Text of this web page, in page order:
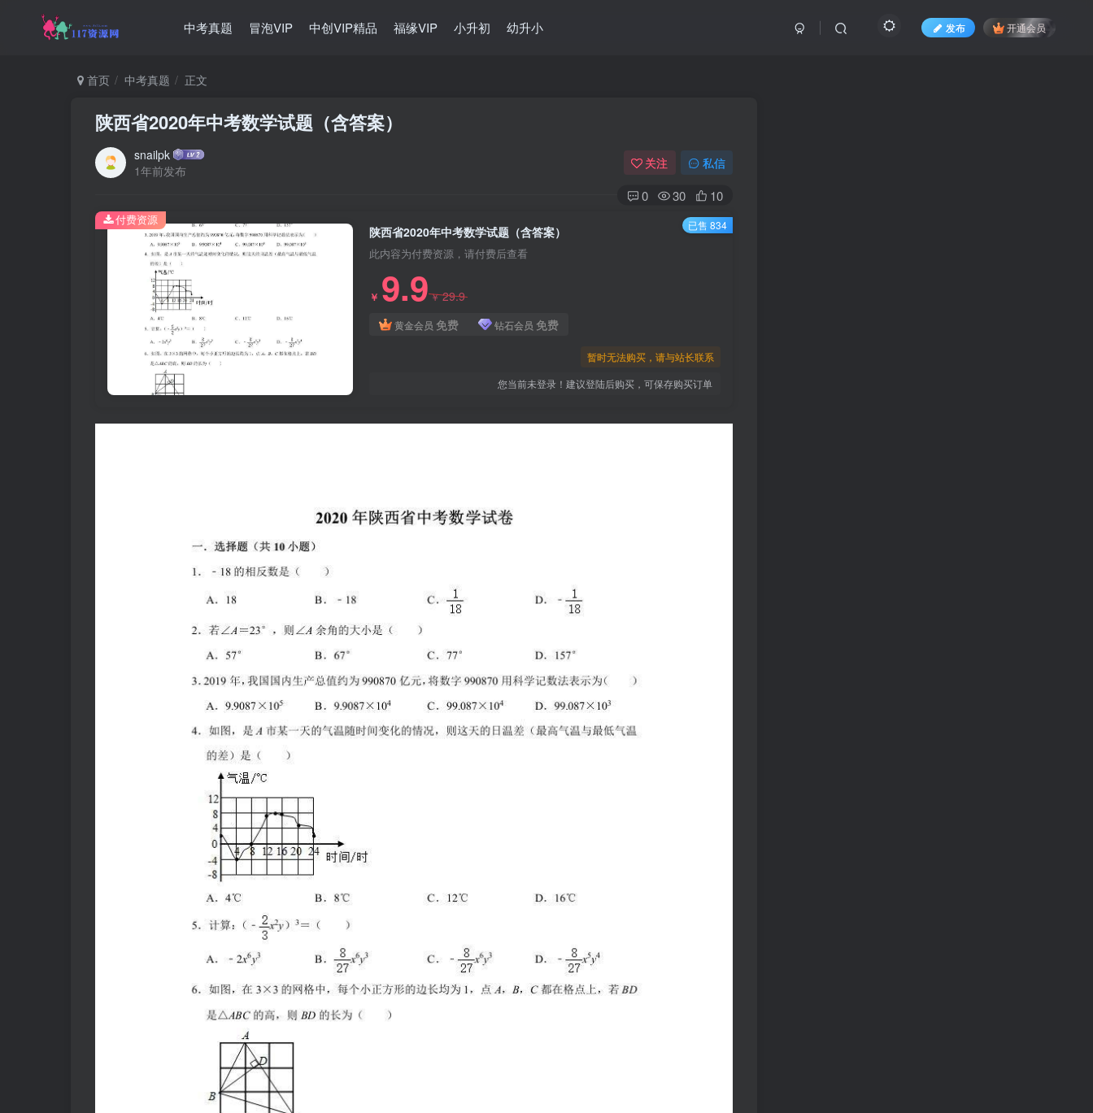
中考真题 冒泡VIP 中创VIP精品 福缘VIP 小升初 幼升小 发布 开通会员
首页 中考真题 正文
陕西省2020年中考数学试题（含答案）
snailpk
1年前发布
关注 私信
0 30 10
陕西省2020年中考数学试题（含答案）
此内容为付费资源，请付费后查看
￥ 9.9￥29.9
黄金会员 免费 钻石会员 免费
暂时无法购买，请与站长联系
您当前未登录！建议登陆后购买，可保存购买订单
付费资源 已售 834